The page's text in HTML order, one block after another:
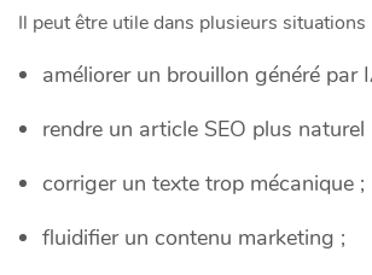
Il peut être utile dans plusieurs situations
améliorer un brouillon généré par
rendre un article SEO plus naturel
corriger un texte trop mécanique ;
fluidifier un contenu marketing ;